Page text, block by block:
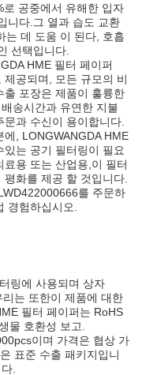
공중에서 유해한 입자
니다.그 열과 습도 교환
는 데 도움 이 된다, 호흡
선택입니다.
HME 필터 페이퍼
공되며, 모든 규모의 비
출 포장은 제품이 훌륭한
송시간과 유연한 지불
과 수신이 용이합니다.
, LONGWANGDA HME
는 공기 필터링이 필요
용 또는 산업용,이 필터
화를 제공 할 것입니다.
를 주문하
경험하십시오.
링에 사용되며 상자
는 또한이 제품에 대한
필터 페이퍼는 RoHS
물 호환성 보고.
이며 가격은 협상 가
표준 수출 패키지입니
.